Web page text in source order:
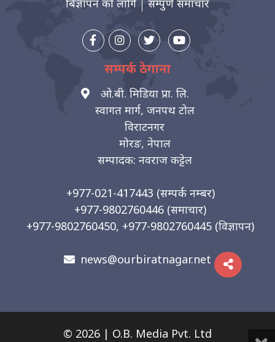
सम्पर्क ठेगाना
ओ.बी. मिडिया प्रा. लि.
स्वागत मार्ग, जनपथ टोल
विराटनगर
मोरङ, नेपाल
सम्पादक: नवराज कट्टेल
+977-021-417443 (सम्पर्क नम्बर)
+977-9802760446 (समाचार)
+977-9802760450, +977-9802760445 (विज्ञापन)
news@ourbiratnagar.net
© 2026 | O.B. Media Pvt. Ltd